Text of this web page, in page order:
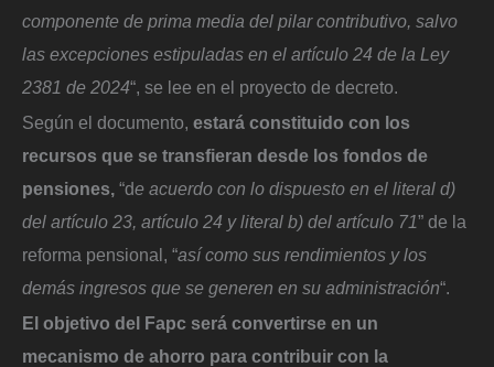
componente de prima media del pilar contributivo, salvo
las excepciones estipuladas en el artículo 24 de la Ley
2381 de 2024“, se lee en el proyecto de decreto.
Según el documento, estará constituido con los
recursos que se transfieran desde los fondos de
pensiones, “de acuerdo con lo dispuesto en el literal d)
del artículo 23, artículo 24 y literal b) del artículo 71” de la
reforma pensional, “así como sus rendimientos y los
demás ingresos que se generen en su administración“.
El objetivo del Fapc será convertirse en un
mecanismo de ahorro para contribuir con la